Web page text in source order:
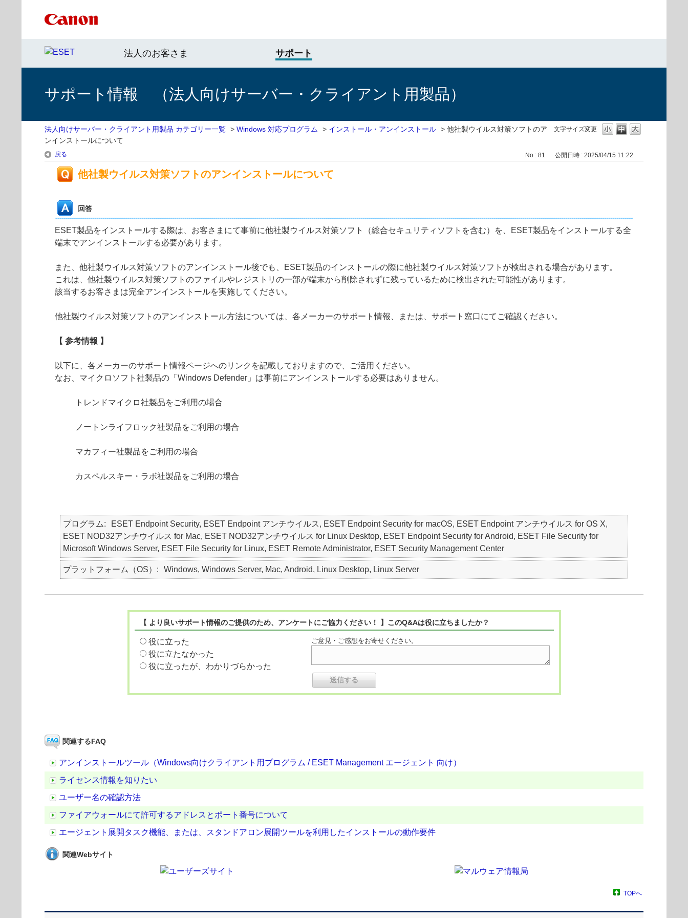
法人のお客さま サポート
サポート情報 （法人向けサーバー・クライアント用製品）
文字サイズ変更
法人向けサーバー・クライアント用製品 カテゴリー一覧 > Windows 対応プログラム > インストール・アンインストール > 他社製ウイルス対策ソフトのア
ンインストールについて
戻る No : 81 公開日時 : 2025/04/15 11:22
他社製ウイルス対策ソフトのアンインストールについて
回答
ESET製品をインストールする際は、お客さまにて事前に他社製ウイルス対策ソフト（総合セキュリティソフトを含む）を、ESET製品をインストールする全
端末でアンインストールする必要があります。
また、他社製ウイルス対策ソフトのアンインストール後でも、ESET製品のインストールの際に他社製ウイルス対策ソフトが検出される場合があります。
これは、他社製ウイルス対策ソフトのファイルやレジストリの一部が端末から削除されずに残っているために検出された可能性があります。
該当するお客さまは完全アンインストールを実施してください。
他社製ウイルス対策ソフトのアンインストール方法については、各メーカーのサポート情報、または、サポート窓口にてご確認ください。
【 参考情報 】
以下に、各メーカーのサポート情報ページへのリンクを記載しておりますので、ご活用ください。
なお、マイクロソフト社製品の「Windows Defender」は事前にアンインストールする必要はありません。
トレンドマイクロ社製品をご利用の場合
ノートンライフロック社製品をご利用の場合
マカフィー社製品をご利用の場合
カスペルスキー・ラボ社製品をご利用の場合
プログラム
ESET Endpoint Security, ESET Endpoint アンチウイルス, ESET Endpoint Security for macOS, ESET Endpoint アンチウイルス for OS X,
ESET NOD32アンチウイルス for Mac, ESET NOD32アンチウイルス for Linux Desktop, ESET Endpoint Security for Android, ESET File Security for
Microsoft Windows Server, ESET File Security for Linux, ESET Remote Administrator, ESET Security Management Center
プラットフォーム（OS） Windows, Windows Server, Mac, Android, Linux Desktop, Linux Server
【 より良いサポート情報のご提供のため、アンケートにご協力ください！ 】このQ&Aは役に立ちましたか？
役に立った
役に立たなかった
役に立ったが、わかりづらかった
ご意見・ご感想をお寄せください。
関連するFAQ
アンインストールツール（Windows向けクライアント用プログラム / ESET Management エージェント 向け）
ライセンス情報を知りたい
ユーザー名の確認方法
ファイアウォールにて許可するアドレスとポート番号について
エージェント展開タスク機能、または、スタンドアロン展開ツールを利用したインストールの動作要件
関連Webサイト
TOPへ